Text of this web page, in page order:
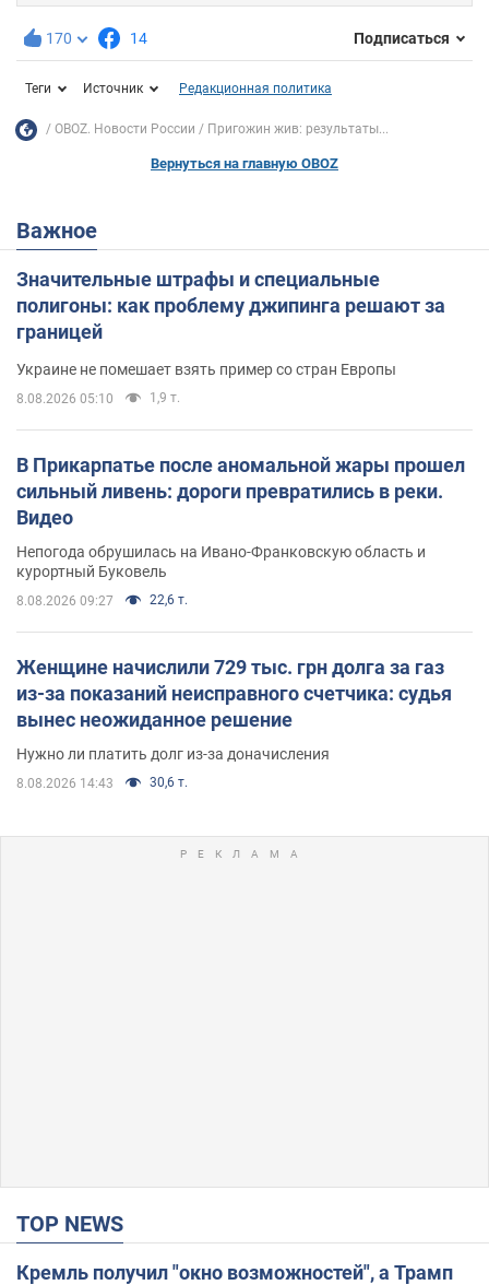
170 14 Подписаться
Теги Источник Редакционная политика
OBOZ. Новости России Пригожин жив: результаты...
Вернуться на главную OBOZ
Важное
Значительные штрафы и специальные
полигоны: как проблему джипинга решают за
границей
Украине не помешает взять пример со стран Европы
8.08.2026 05:10 1,9 т.
В Прикарпатье после аномальной жары прошел
сильный ливень: дороги превратились в реки.
Видео
Непогода обрушилась на Ивано-Франковскую область и
курортный Буковель
8.08.2026 09:27 22,6 т.
Женщине начислили 729 тыс. грн долга за газ
из-за показаний неисправного счетчика: судья
вынес неожиданное решение
Нужно ли платить долг из-за доначисления
8.08.2026 14:43 30,6 т.
TOP NEWS
Кремль получил "окно возможностей", а Трамп